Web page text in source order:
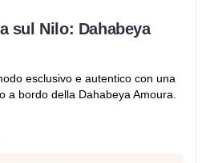
sul Nilo: Dahabeya
esclusivo e autentico con una
a bordo della Dahabeya Amoura.